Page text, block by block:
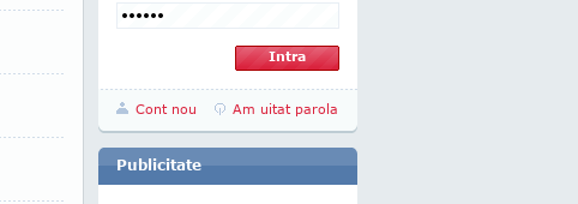
Cont nou Am uitat parola
Publicitate